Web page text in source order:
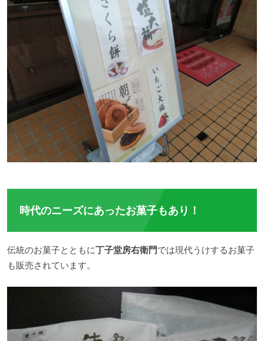
時代のニーズにあったお菓子もあり！
伝統のお菓子とともに丁子堂房右衛門では現代うけするお菓子
も販売されています。